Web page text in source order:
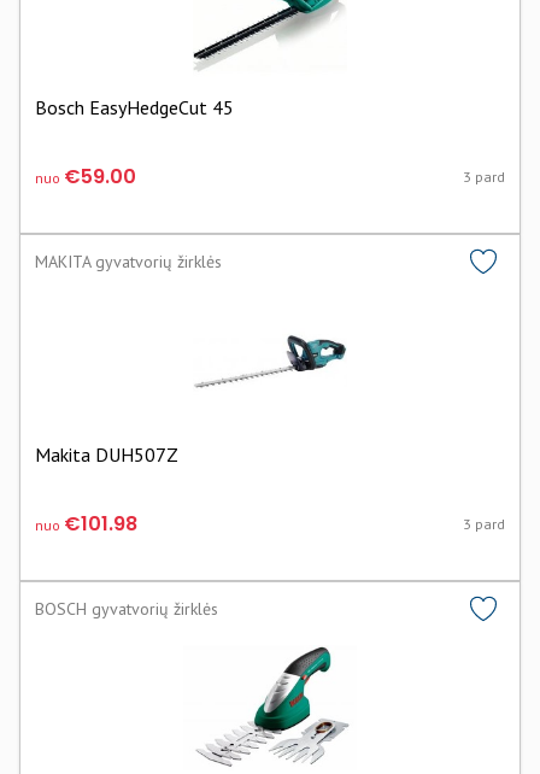
Bosch EasyHedgeCut 45
nuo €59.00 3 pard
MAKITA gyvatvorių žirklės
Makita DUH507Z
nuo €101.98 3 pard
BOSCH gyvatvorių žirklės